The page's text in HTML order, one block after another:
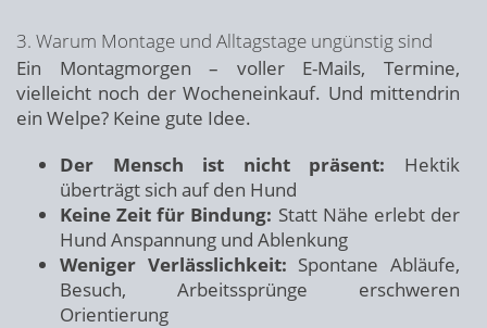
3. Warum Montage und Alltagstage ungünstig sind
Ein Montagmorgen – voller E-Mails, Termine,
vielleicht noch der Wocheneinkauf. Und mittendrin
ein Welpe? Keine gute Idee.
Der Mensch ist nicht präsent: Hektik
überträgt sich auf den Hund
Keine Zeit für Bindung: Statt Nähe erlebt der
Hund Anspannung und Ablenkung
Weniger Verlässlichkeit: Spontane Abläufe,
Besuch, Arbeitssprünge erschweren
Orientierung